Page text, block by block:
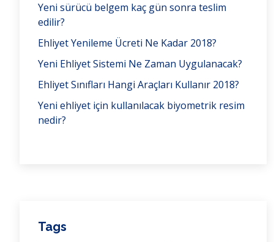
Yeni sürücü belgem kaç gün sonra teslim
edilir?
Ehliyet Yenileme Ücreti Ne Kadar 2018?
Yeni Ehliyet Sistemi Ne Zaman Uygulanacak?
Ehliyet Sınıfları Hangi Araçları Kullanır 2018?
Yeni ehliyet için kullanılacak biyometrik resim
nedir?
Tags